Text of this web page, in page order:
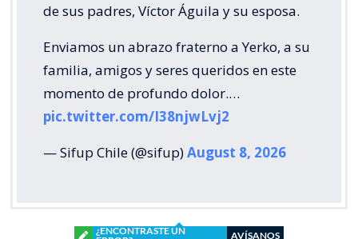
de sus padres, Víctor Águila y su esposa.
Enviamos un abrazo fraterno a Yerko, a su
familia, amigos y seres queridos en este
momento de profundo dolor.…
pic.twitter.com/I38njwLvj2
— Sifup Chile (@sifup)August 8, 2026
¿ENCONTRASTE UN
AVÍSANOS